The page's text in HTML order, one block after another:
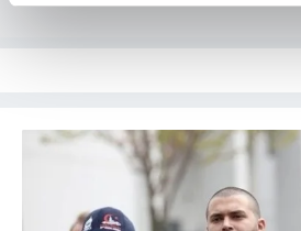
reklamların maliyetlerimizi
gösterilmeyecektir."
Sizlere daha iyi bir hizmet
Sitemizde kendimize ve üçüncü